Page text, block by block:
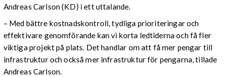
Andreas Carlson (KD) i ett uttalande.
– Med bättre kostnadskontroll, tydliga prioriteringar och
effektivare genomförande kan vi korta ledtiderna och få fler
viktiga projekt på plats. Det handlar om att få mer pengar till
infrastruktur och också mer infrastruktur för pengarna, tillade
Andreas Carlson.